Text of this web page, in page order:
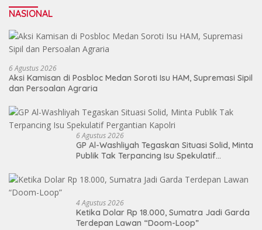
NASIONAL
6 Agustus 2026
Aksi Kamisan di Posbloc Medan Soroti Isu HAM, Supremasi Sipil
dan Persoalan Agraria
6 Agustus 2026
GP Al-Washliyah Tegaskan Situasi Solid, Minta
Publik Tak Terpancing Isu Spekulatif
4 Agustus 2026
Ketika Dolar Rp 18.000, Sumatra Jadi Garda
Terdepan Lawan “Doom-Loop”